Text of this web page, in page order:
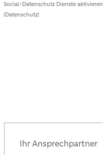
Social-Datenschutz Dienste aktivieren
(Datenschutz)
Ihr Ansprechpartner